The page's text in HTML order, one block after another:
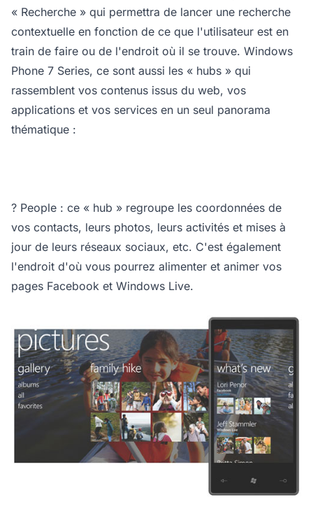
« Recherche » qui permettra de lancer une recherche
contextuelle en fonction de ce que l'utilisateur est en
train de faire ou de l'endroit où il se trouve. Windows
Phone 7 Series, ce sont aussi les « hubs » qui
rassemblent vos contenus issus du web, vos
applications et vos services en un seul panorama
thématique :
? People : ce « hub » regroupe les coordonnées de
vos contacts, leurs photos, leurs activités et mises à
jour de leurs réseaux sociaux, etc. C'est également
l'endroit d'où vous pourrez alimenter et animer vos
pages Facebook et Windows Live.